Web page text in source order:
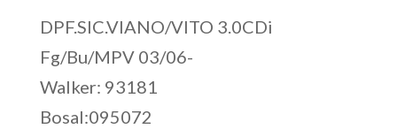
DPF.SIC.VIANO/VITO 3.0CDi
Fg/Bu/MPV 03/06-
Walker: 93181
Bosal:095072